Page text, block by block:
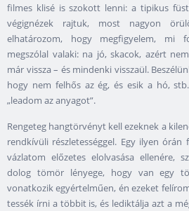
filmes klisé is szokott lenni: a tipikus
végignézek rajtuk, most nagyon
elhatározom, hogy megfigyelem, mi
megszólal valaki: na jó, skacok, azért
már vissza – és mindenki visszaül.
hogy nem felhős az ég, és esik a hó,
„leadom az anyagot”.
Rengeteg hangtörvényt kell ezeknek a
rendkívüli részletességgel. Egy ilyen
vázlatom előzetes elolvasása ellenére,
dolog tömör lényege, hogy van egy
vonatkozik egyértelműen, én ezeket
tessék írni a többit is, és lediktálja azt a